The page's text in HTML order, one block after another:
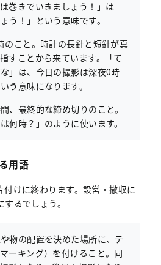
巻きでいきましょう！」は
う！」という意味です。
のこと。時計の長針と短針が真
すことから来ています。「て
」は、今日の撮影は深夜0時
う意味になります。
、最終的な締め切りのこと。
何時？」のように使います。
用語
付けに終わります。設営・撤収に
るでしょう。
物の配置を決めた場所に、テ
ーキング）を付けること。同